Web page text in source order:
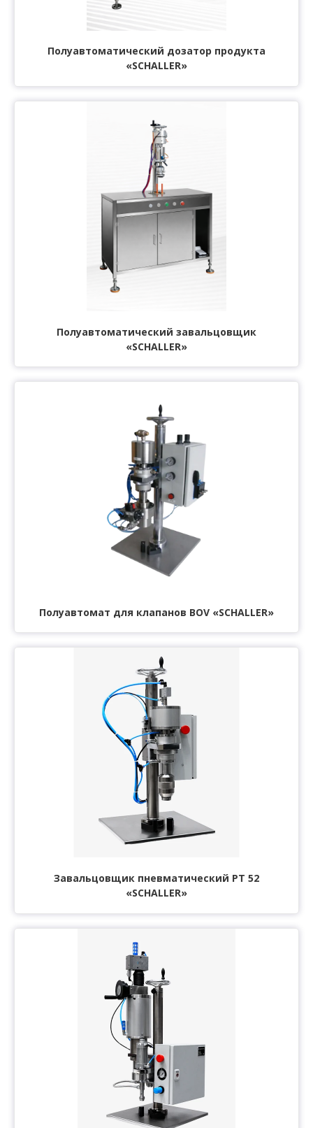
Полуавтоматический дозатор продукта
«SCHALLER»
Полуавтоматический завальцовщик
«SCHALLER»
Полуавтомат для клапанов BOV «SCHALLER»
Завальцовщик пневматический РТ 52
«SCHALLER»